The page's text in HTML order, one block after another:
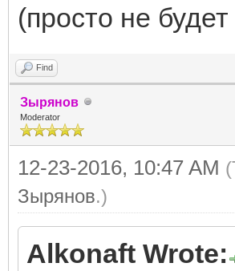
(просто не
Find
Зырянов
Moderator
12-23-2016, 10:47 AM
Зырянов.)
Alkonaft Wrote: